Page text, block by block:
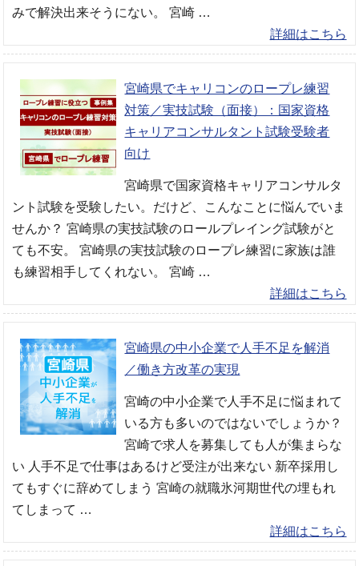
みで解決出来そうにない。 宮崎 …
詳細はこちら
宮崎県でキャリコンのロープレ練習
対策／実技試験（面接）：国家資格
キャリアコンサルタント試験受験者
向け
宮崎県で国家資格キャリアコンサルタ
ント試験を受験したい。だけど、こんなことに悩んでいま
せんか？ 宮崎県の実技試験のロールプレイング試験がと
ても不安。 宮崎県の実技試験のロープレ練習に家族は誰
も練習相手してくれない。 宮崎 …
詳細はこちら
宮崎県の中小企業で人手不足を解消
／働き方改革の実現
宮崎の中小企業で人手不足に悩まれて
いる方も多いのではないでしょうか？
宮崎で求人を募集しても人が集まらな
い 人手不足で仕事はあるけど受注が出来ない 新卒採用し
てもすぐに辞めてしまう 宮崎の就職氷河期世代の埋もれ
てしまって …
詳細はこちら